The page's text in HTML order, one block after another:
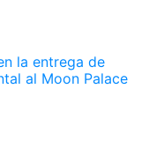
la entrega de
al Moon Palace